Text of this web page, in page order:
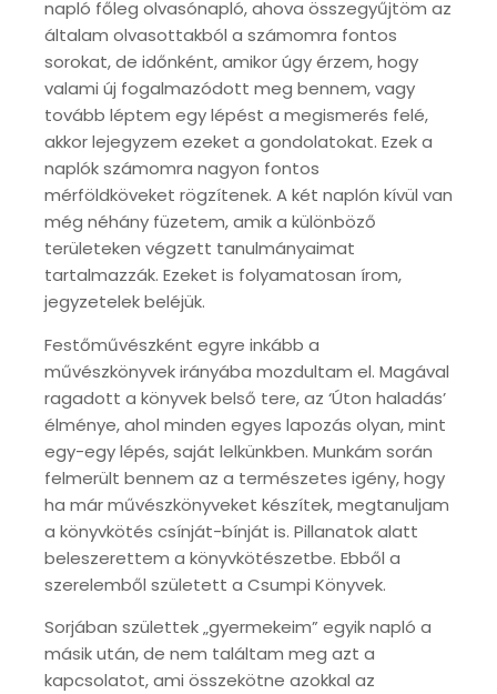
napló főleg olvasónapló, ahova összegyűjtöm az
általam olvasottakból a számomra fontos
sorokat, de időnként, amikor úgy érzem, hogy
valami új fogalmazódott meg bennem, vagy
tovább léptem egy lépést a megismerés felé,
akkor lejegyzem ezeket a gondolatokat. Ezek a
naplók számomra nagyon fontos
mérföldköveket rögzítenek. A két naplón kívül van
még néhány füzetem, amik a különböző
területeken végzett tanulmányaimat
tartalmazzák. Ezeket is folyamatosan írom,
jegyzetelek beléjük.
Festőművészként egyre inkább a
művészkönyvek irányába mozdultam el. Magával
ragadott a könyvek belső tere, az ‘Úton haladás’
élménye, ahol minden egyes lapozás olyan, mint
egy-egy lépés, saját lelkünkben. Munkám során
felmerült bennem az a természetes igény, hogy
ha már művészkönyveket készítek, megtanuljam
a könyvkötés csínját-bínját is. Pillanatok alatt
beleszerettem a könyvkötészetbe. Ebből a
szerelemből született a Csumpi Könyvek.
Sorjában születtek „gyermekeim” egyik napló a
másik után, de nem találtam meg azt a
kapcsolatot, ami összekötne azokkal az